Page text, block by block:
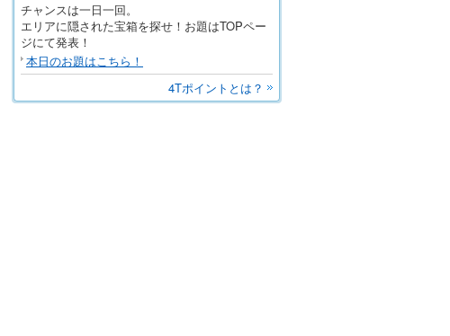
チャンスは一日一回。
エリアに隠された宝箱を探せ！お題はTOPペー
ジにて発表！
本日のお題はこちら！
4Tポイントとは？